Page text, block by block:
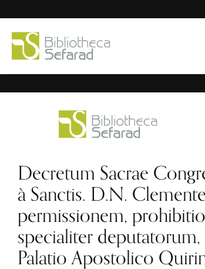
Decretum Sacrae
à Sanctis. D.N.
permissionem,
specialiter
Palatio Apostolico